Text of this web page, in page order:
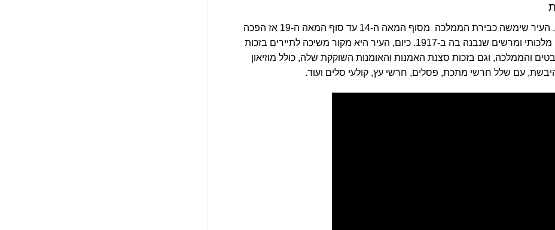
העיר פומבאן שבקמרון היא עיר מרכזית וחשובה בקמרון. העיר שימשה כבירת הממלכה מסוף המאה ה-14 עד סוף המאה ה-19 אז הפכה
קמרון למושבה גרמנית. הסולטן עדיין שוכן בעיר בארמון מלכותי ומרשים שנבנה בה ב-1917. כיום, העיר היא מקור משיכה לתיירים בזכות
והממלכה, וגם בזכות סצנת האמנות והאומנות השוקקת שלה, כולל מוזיאון
עם שלל חרשי מתכת, פסלים, חרשי עץ, קולעי סלים ועוד.